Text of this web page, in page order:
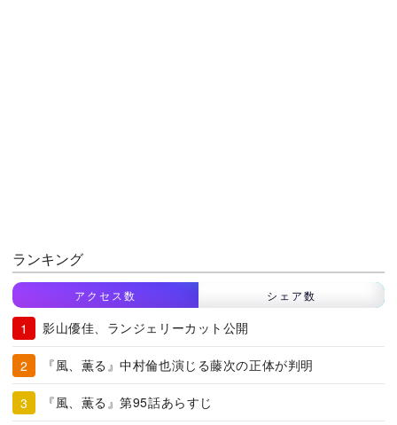
ランキング
アクセス数 シェア数
影山優佳、ランジェリーカット公開
『風、薫る』中村倫也演じる藤次の正体が判明
『風、薫る』第95話あらすじ